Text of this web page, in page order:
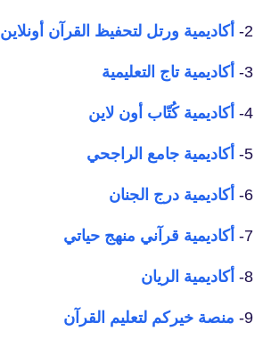
2- أكاديمية ورتل لتحفيظ القرآن أونلاين
3- أكاديمية تاج التعليمية
4- أكاديمية كُتّاب أون لاين
5- أكاديمية جامع الراجحي
6- أكاديمية درج الجنان
7- أكاديمية قرآني منهج حياتي
8- أكاديمية الريان
9- منصة خيركم لتعليم القرآن